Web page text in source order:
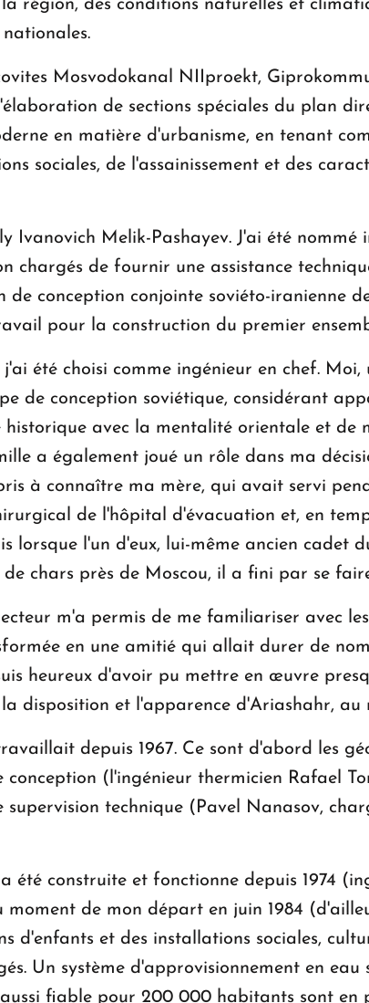
région, des conditions naturelles et
Mosvodokanal NIIproekt,
de sections spéciales du plan
en matière d'urbanisme, en tenant
sociales, de l'assainissement et des
Ivanovich Melik-Pashayev. J'ai été
chargés de fournir une assistance
conception conjointe soviéto-iranienne
pour la construction du premier
été choisi comme ingénieur en chef.
de conception soviétique, considérant
avec la mentalité orientale et de
a également joué un rôle dans ma
à connaître ma mère, qui avait servi
de l'hôpital d'évacuation et, en
lorsque l'un d'eux, lui-même ancien cadet
chars près de Moscou, il a fini par se
m'a permis de me familiariser avec
en une amitié qui allait durer de
heureux d'avoir pu mettre en œuvre
disposition et l'apparence d'Ariashahr,
depuis 1967. Ce sont d'abord les
conception (l'ingénieur thermicien Rafael
technique (Pavel Nanasov,
été construite et fonctionne depuis 1974
de mon départ en juin 1984
d'enfants et des installations sociales,
Un système d'approvisionnement en
fiable pour 200 000 habitants sont en